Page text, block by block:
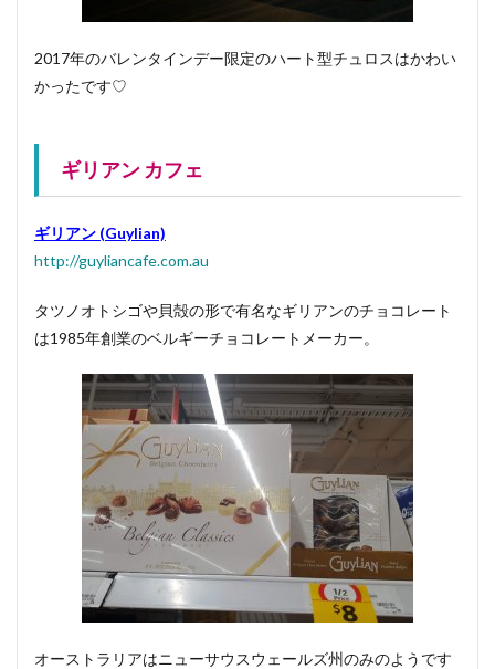
2017年のバレンタインデー限定のハート型チュロスはかわい
かったです♡
ギリアン カフェ
ギリアン (Guylian)
http://guyliancafe.com.au
タツノオトシゴや貝殻の形で有名なギリアンのチョコレート
は1985年創業のベルギーチョコレートメーカー。
オーストラリアはニューサウスウェールズ州のみのようです